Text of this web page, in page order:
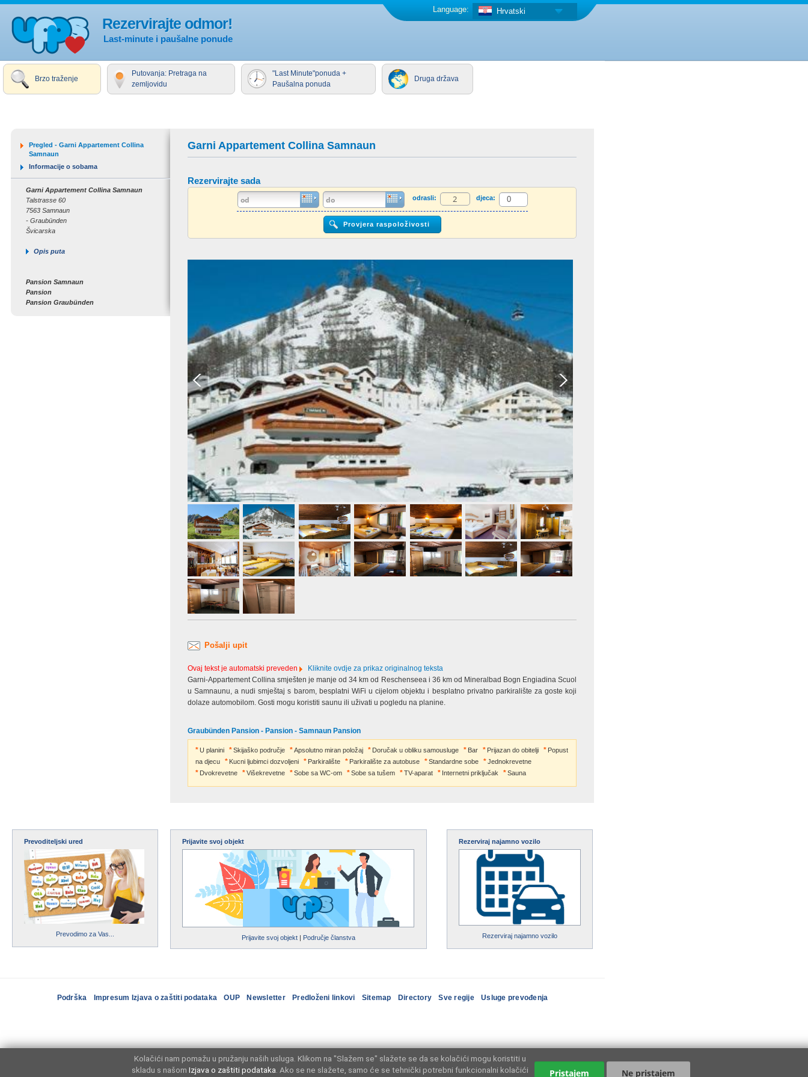
Rezervirajte odmor!
Last-minute i paušalne ponude
Hrvatski
Language:
Brzo traženje
Putovanja: Pretraga na
zemljovidu
"Last Minute"ponuda +
Paušalna ponuda
Druga država
Garni Appartement Collina Samnaun
Rezervirajte sada
odrasli: djeca:
Pošalji upit
Ovaj tekst je automatski preveden
Kliknite ovdje za prikaz originalnog teksta
Garni-Appartement Collina smješten je manje od 34 km od Reschenseea i 36 km od Mineralbad Bogn Engiadina Scuol
u Samnaunu, a nudi smještaj s barom, besplatni WiFi u cijelom objektu i besplatno privatno parkiralište za goste koji
dolaze automobilom. Gosti mogu koristiti saunu ili uživati u pogledu na planine.
Graubünden Pansion - Pansion - Samnaun Pansion
U planini Skijaško područje Apsolutno miran položaj Doručak u obliku samousluge Bar Prijazan do obitelji
Popust
na djecu
Kucni ljubimci dozvoljeni Parkiralište Parkiralište za autobuse Standardne sobe
Jednokrevetne
Dvokrevetne
Višekrevetne Sobe sa WC-om Sobe sa tušem TV-aparat Internetni priključak Sauna
Pregled - Garni Appartement Collina
Samnaun
Informacije o sobama
Garni Appartement Collina Samnaun
Talstrasse 60
7563 Samnaun
- Graubünden
Švicarska
Opis puta
Pansion Samnaun
Pansion
Pansion Graubünden
Prevoditeljski ured
Prevodimo za Vas...
Prijavite svoj objekt
Prijavite svoj objekt| Područje članstva
Rezerviraj najamno vozilo
Rezerviraj najamno vozilo
Podrška Impresum Izjava o zaštiti podataka OUP Newsletter Predloženi linkovi Sitemap Directory Sve regije Usluge prevođenja
Kolačići nam pomažu u pružanju naših usluga. Klikom na "Slažem se" slažete se da se kolačići mogu koristiti u
skladu s našom Izjava o zaštiti podataka. Ako se ne slažete, samo će se tehnički potrebni funkcionalni kolačići